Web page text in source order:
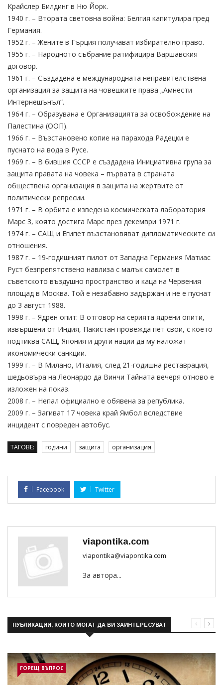
Крайслер Билдинг в Ню Йорк.
1940 г. – Втората световна война: Белгия капитулира пред
Германия.
1952 г. – Жените в Гърция получават избирателно право.
1955 г. – Народното събрание ратифицира Варшавския
договор.
1961 г. – Създадена е международната неправителствена
организация за защита на човешките права „Амнести
Интернешънъл“.
1964 г. – Образувана е Организацията за освобождение на
Палестина (ООП).
1966 г. – Възстановено копие на парахода Радецки е
пуснато на вода в Русе.
1969 г. – В бившия СССР е създадена Инициативна група за
защита правата на човека – първата в страната
обществена организация в защита на жертвите от
политически репресии.
1971 г. – В орбита е изведена космическата лаборатория
Марс 3, която достига Марс през декември 1971 г.
1974 г. – САЩ и Египет възстановяват дипломатическите си
отношения.
1987 г. – 19-годишният пилот от Западна Германия Матиас
Руст безпрепятствено навлиза с малък самолет в
съветското въздушно пространство и каца на Червения
площад в Москва. Той е незабавно задържан и не е пуснат
до 3 август 1988.
1998 г. – Ядрен опит: В отговор на серията ядрени опити,
извършени от Индия, Пакистан провежда пет свои, с което
подтиква САЩ, Япония и други нации да му наложат
икономически санкции.
1999 г. – В Милано, Италия, след 21-годишна реставрация,
шедьовъра на Леонардо да Винчи Тайната вечеря отново е
изложен на показ.
2008 г. – Непал официално е обявена за република.
2009 г. – Загиват 17 човека край Ямбол вследствие
инцидент с повреден автобус.
ТАГОВЕ: години защита организация
Facebook Twitter
viapontika.com
viapontika@viapontika.com
За автора...
ПУБЛИКАЦИИ, КОИТО МОГАТ ДА ВИ ЗАИНТЕРЕСУВАТ
ГОРЕЩ ВЪПРОС